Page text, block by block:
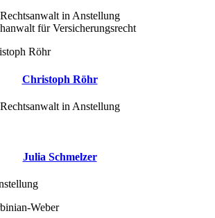
Rechtsanwalt in Anstellung
für Versicherungsrecht
Christoph Röhr
Rechtsanwalt in Anstellung
Julia Schmelzer